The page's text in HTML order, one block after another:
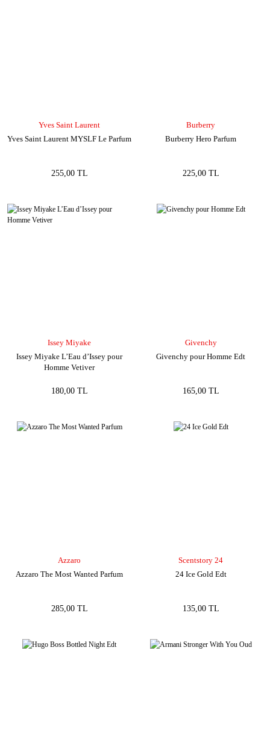
Yves Saint Laurent
Yves Saint Laurent MYSLF Le Parfum
255,00 TL
Burberry
Burberry Hero Parfum
225,00 TL
Issey Miyake
Issey Miyake L’Eau d’Issey pour
Homme Vetiver
180,00 TL
Givenchy
Givenchy pour Homme Edt
165,00 TL
Azzaro
Azzaro The Most Wanted Parfum
285,00 TL
Scentstory 24
24 Ice Gold Edt
135,00 TL